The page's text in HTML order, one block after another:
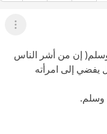
عرض
إن من أشر الناس
يفضي إلى امرأته
وسلم.